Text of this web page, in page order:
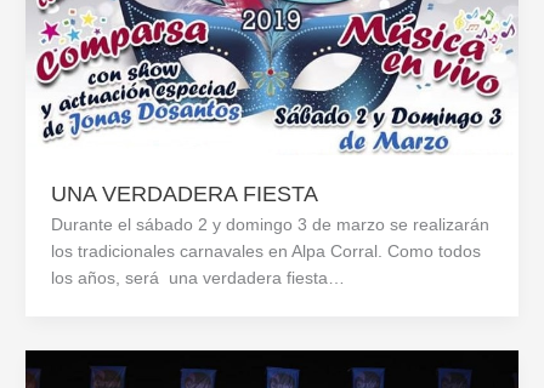
UNA VERDADERA FIESTA
Durante el sábado 2 y domingo 3 de marzo se realizarán
los tradicionales carnavales en Alpa Corral. Como todos
los años, será una verdadera fiesta…